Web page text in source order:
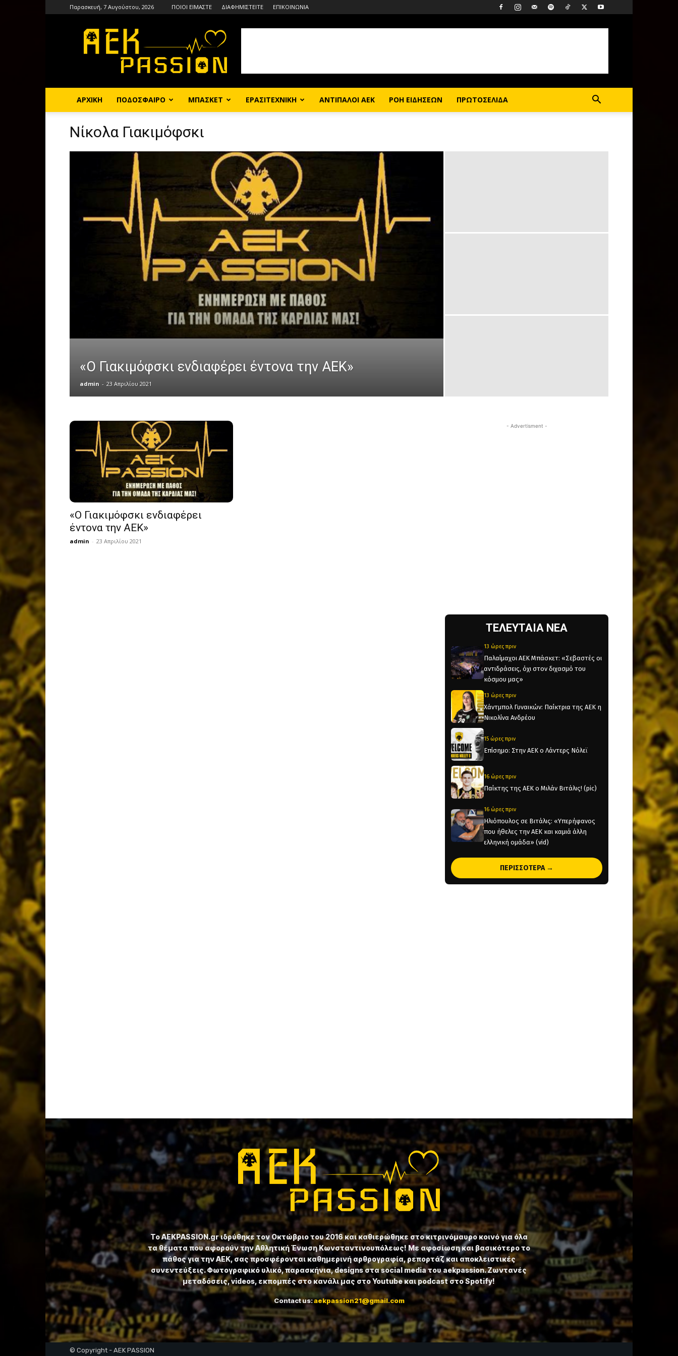
Παρασκευή, 7 Αυγούστου, 2026 ΠΟΙΟΙ ΕΙΜΑΣΤΕ ΔΙΑΦΗΜΙΣΤΕΙΤΕ ΕΠΙΚΟΙΝΩΝΙΑ
ΑΡΧΙΚΗ ΠΟΔΟΣΦΑΙΡΟ ΜΠΑΣΚΕΤ ΕΡΑΣΙΤΕΧΝΙΚΗ ΑΝΤΙΠΑΛΟΙ ΑΕΚ ΡΟΗ ΕΙΔΗΣΕΩΝ ΠΡΩΤΟΣΕΛΙΔΑ
Νίκολα Γιακιμόφσκι
«Ο Γιακιμόφσκι ενδιαφέρει έντονα την ΑΕΚ»
admin - 23 Απριλίου 2021
«Ο Γιακιμόφσκι ενδιαφέρει
έντονα την ΑΕΚ»
admin - 23 Απριλίου 2021
- Advertisment -
ΤΕΛΕΥΤΑΙΑ ΝΕΑ
13 ώρες πριν
Παλαίμαχοι ΑΕΚ Μπάσκετ: «Σεβαστές οι
αντιδράσεις, όχι στον διχασμό του
κόσμου μας»
13 ώρες πριν
Χάντμπολ Γυναικών: Παίκτρια της ΑΕΚ η
Νικολίνα Ανδρέου
15 ώρες πριν
Επίσημο: Στην ΑΕΚ ο Λάντερς Νόλεϊ
16 ώρες πριν
Παίκτης της ΑΕΚ ο Μιλάν Βιτάλις! (pic)
16 ώρες πριν
Ηλιόπουλος σε Βιτάλις: «Υπερήφανος
που ήθελες την ΑΕΚ και καμιά άλλη
ελληνική ομάδα» (vid)
22 ώρες πριν
«Θέλτα και ΑΕΚ μάχονται για τον Κέρβιν
Αριάνγκα»
ΠΕΡΙΣΣΟΤΕΡΑ →
Το ⁦AEKPASSION.gr⁩ ιδρύθηκε τον Οκτώβριο του 2016 και καθιερώθηκε στο κιτρινόμαυρο κοινό για όλα
τα θέματα που αφορούν την Αθλητική Ένωση Κωνσταντινουπόλεως! Με αφοσίωση και βασικότερο το
πάθος για την ΑΕΚ, σας προσφέρονται καθημερινή αρθρογραφία, ρεπορτάζ και αποκλειστικές
συνεντεύξεις. Φωτογραφικό υλικό, παρασκήνια, designs στα social media του aekpassion. Ζωντανές
μεταδόσεις, videos, εκπομπές στο κανάλι μας στο Youtube και podcast στο Spotify!
Contact us:aekpassion21@gmail.com
© Copyright - AEK PASSION